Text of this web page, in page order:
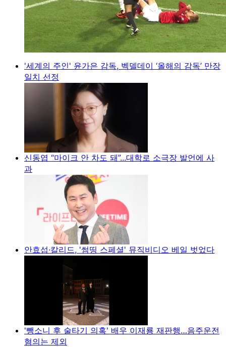
'세계의 주인' 윤가은 감독, 벡델데이 ‘올해의 감독’ 만장
일치 선정
신동엽 “마이크 안 차도 돼”...대학로 소극장 발언에 사
과
안효섭·칼리드, '썸띵 스페셜' 뮤직비디오 베일 벗었다
'뺑소니 후 술타기 의혹' 배우 이재룡 재판행…음주운전
혐의는 제외